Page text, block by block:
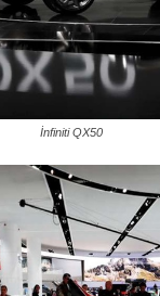
İnfiniti QX50